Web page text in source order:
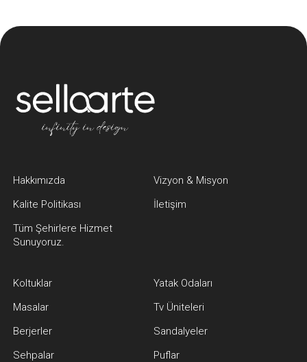
Hakkımızda
Vizyon & Misyon
Kalite Politikası
İletişim
Tüm Şehirlere Hizmet
Sunuyoruz.
Koltuklar
Yatak Odaları
Masalar
Tv Üniteleri
Berjerler
Sandalyeler
Sehpalar
Puflar